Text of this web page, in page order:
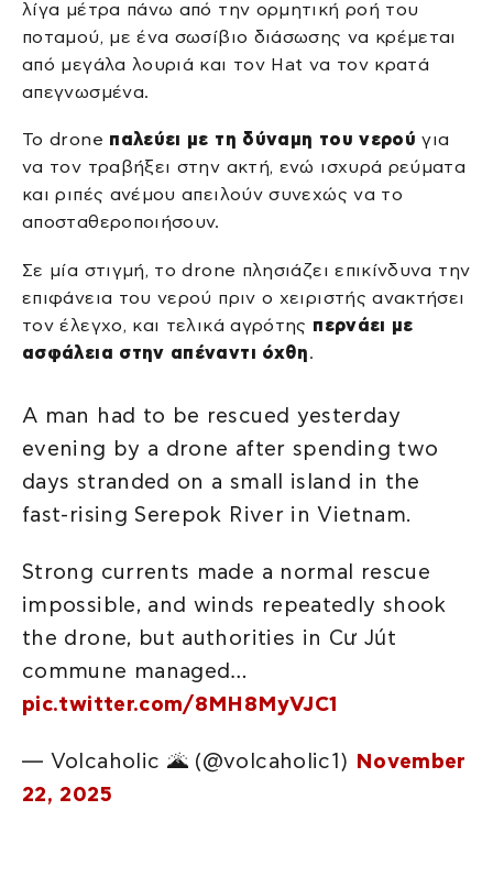
λίγα μέτρα πάνω από την ορμητική ροή του
ποταμού, με ένα σωσίβιο διάσωσης να κρέμεται
από μεγάλα λουριά και τον Hat να τον κρατά
απεγνωσμένα.
Το drone παλεύει με τη δύναμη του νερού για
να τον τραβήξει στην ακτή, ενώ ισχυρά ρεύματα
και ριπές ανέμου απειλούν συνεχώς να το
αποσταθεροποιήσουν.
Σε μία στιγμή, το drone πλησιάζει επικίνδυνα την
επιφάνεια του νερού πριν ο χειριστής ανακτήσει
τον έλεγχο, και τελικά αγρότης περνάει με
ασφάλεια στην απέναντι όχθη.
A man had to be rescued yesterday
evening by a drone after spending two
days stranded on a small island in the
fast-rising Serepok River in Vietnam.
Strong currents made a normal rescue
impossible, and winds repeatedly shook
the drone, but authorities in Cư Jút
commune managed…
pic.twitter.com/8MH8MyVJC1
— Volcaholic 🌋 (@volcaholic1) November
22, 2025